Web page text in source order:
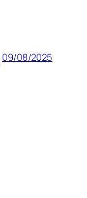
09/08/2025